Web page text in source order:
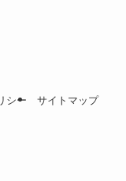
シー
サイトマップ